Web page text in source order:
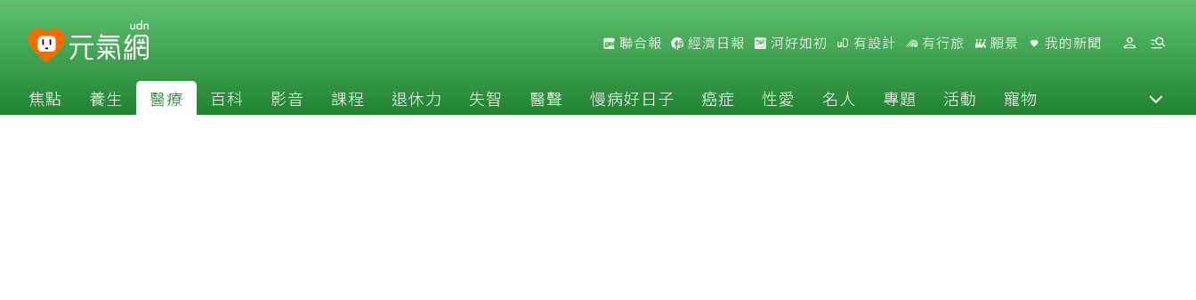
聯合報 經濟日報 河好如初 有設計 有行旅 願景 我的新聞
焦點 養生 醫療 百科 影音 課程 退休力 失智 醫聲 慢病好日子 癌症 性愛 名人 專題 活動 寵物